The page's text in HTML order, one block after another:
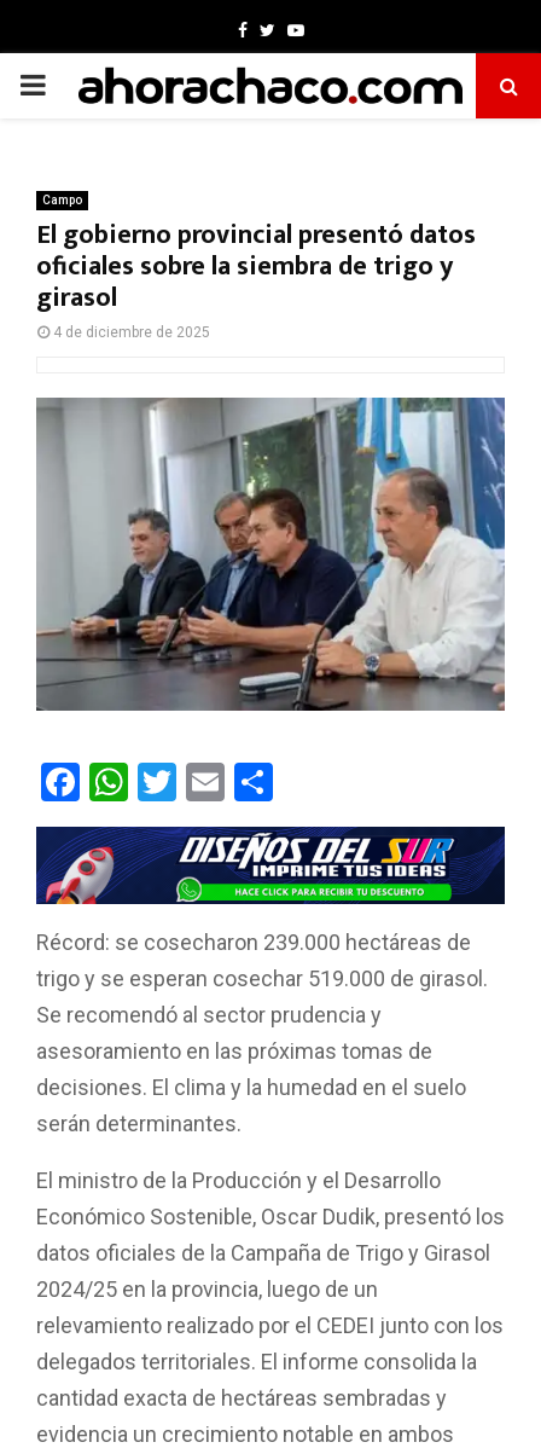
Facebook
TwitterYoutube
PRIMARY
Campo
El gobierno provincial presentó datos
oficiales sobre la siembra de trigo y
girasol
4 de diciembre de 2025
F
a
ce
b
o
o
k
W
h
at
s
A
p
p
T
wi
tt
er
E
m
ail
o
m
p
ar
tir
Récord: se cosecharon 239.000 hectáreas de
trigo y se esperan cosechar 519.000 de girasol.
Se recomendó al sector prudencia y
asesoramiento en las próximas tomas de
decisiones. El clima y la humedad en el suelo
serán determinantes.
El ministro de la Producción y el Desarrollo
Económico Sostenible, Oscar Dudik, presentó los
datos oficiales de la Campaña de Trigo y Girasol
2024/25 en la provincia, luego de un
relevamiento realizado por el CEDEI junto con los
delegados territoriales. El informe consolida la
cantidad exacta de hectáreas sembradas y
evidencia un crecimiento notable en ambos